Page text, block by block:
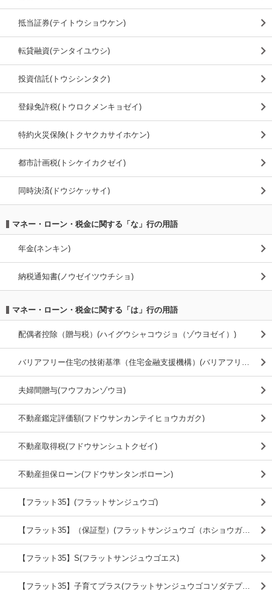
抵当証券(テイトウショウケン)
転貸融資(テンタイユウシ)
投資信託(トウシシンタク)
登録免許税(トウロクメンキョゼイ)
特約火災保険(トクヤクカサイホケン)
都市計画税(トシケイカクゼイ)
同時決済(ドウジケッサイ)
マネー・ローン・税金に関する「な」行の用語
年金(ネンキン)
納税通知書(ノウゼイツウチショ)
マネー・ローン・税金に関する「は」行の用語
配偶者控除（贈与税）(ハイグウシャコウジョ（ゾウヨゼイ）)
バリアフリー住宅の技術基準（住宅金融支援機構）(バリアフリージュウタクノギジュツキジュン（ジュウタクキンユウシエンキコウ）)
夫婦間贈与(フウフカンゾウヨ)
不動産鑑定評価額(フドウサンカンテイヒョウカガク)
不動産取得税(フドウサンシュトクゼイ)
不動産担保ローン(フドウサンタンポローン)
【フラット35】(フラットサンジュウゴ)
【フラット35】（保証型）(フラットサンジュウゴ（ホショウガタ）)
【フラット35】S(フラットサンジュウゴエス)
【フラット35】子育てプラス(フラットサンジュウゴコソダテプラス)